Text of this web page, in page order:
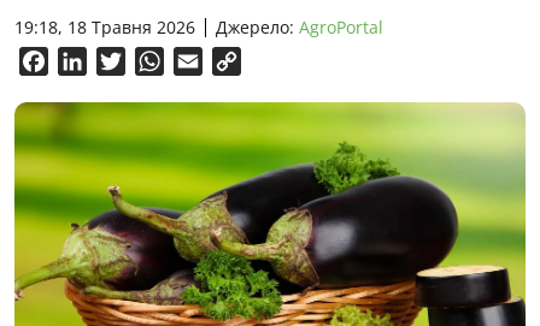
19:18, 18 Травня 2026 Джерело: AgroPortal
FacebookLinkedInTwitterWhatsApp
Email